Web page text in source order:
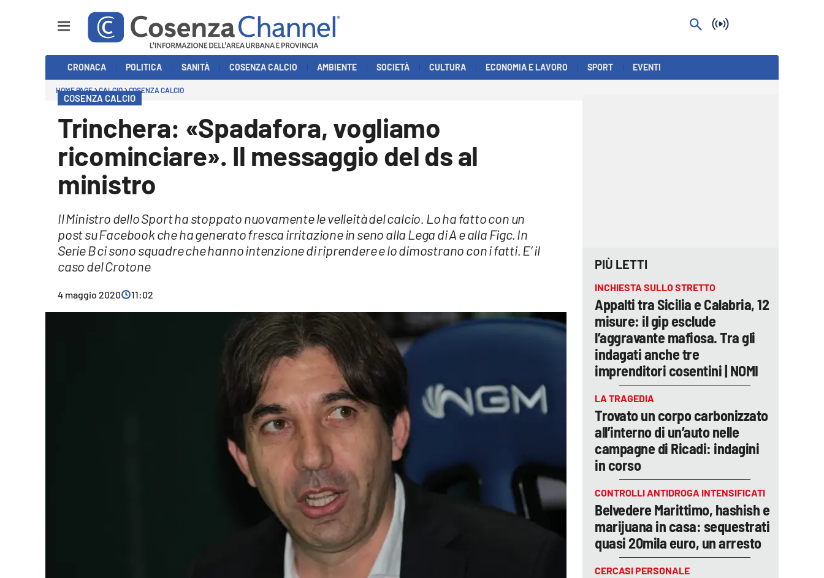
Economia e Lavoro
CRONACA POLITICA SANITÀ COSENZA CALCIO AMBIENTE SOCIETÀ CULTURA ECONOMIA E LAVORO SPORT EVENTI
HOME PAGE CALCIO COSENZA CALCIO
COSENZA CALCIO
Trinchera: «Spadafora, vogliamo
ricominciare». Il messaggio del ds al
ministro
Il Ministro dello Sport ha stoppato nuovamente le velleità del calcio. Lo ha fatto con un
post su Facebook che ha generato fresca irritazione in seno alla Lega di A e alla Figc. In
Serie B ci sono squadre che hanno intenzione di riprendere e lo dimostrano con i fatti. E’ il
caso del Crotone
4 maggio 2020 11:02
PIÙ LETTI
INCHIESTA SULLO STRETTO
Appalti tra Sicilia e Calabria, 12
misure: il gip esclude
l’aggravante mafiosa. Tra gli
indagati anche tre
imprenditori cosentini | NOMI
LA TRAGEDIA
Trovato un corpo carbonizzato
all’interno di un’auto nelle
campagne di Ricadi: indagini
in corso
CONTROLLI ANTIDROGA INTENSIFICATI
Belvedere Marittimo, hashish e
marijuana in casa: sequestrati
quasi 20mila euro, un arresto
CERCASI PERSONALE